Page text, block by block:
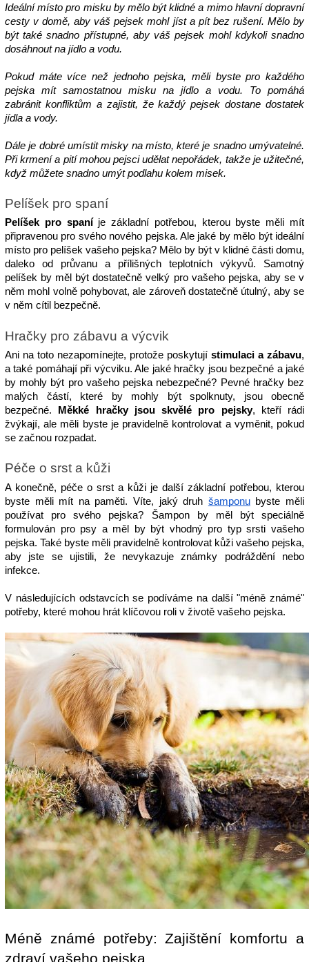
Ideální místo pro misku by mělo být klidné a mimo hlavní dopravní
cesty v domě, aby váš pejsek mohl jíst a pít bez rušení. Mělo by
být také snadno přístupné, aby váš pejsek mohl kdykoli snadno
dosáhnout na jídlo a vodu.
Pokud máte více než jednoho pejska, měli byste pro každého
pejska mít samostatnou misku na jídlo a vodu. To pomáhá
zabránit konfliktům a zajistit, že každý pejsek dostane dostatek
jídla a vody.
Dále je dobré umístit misky na místo, které je snadno umývatelné.
Při krmení a pití mohou pejsci udělat nepořádek, takže je užitečné,
když můžete snadno umýt podlahu kolem misek.
Pelíšek pro spaní
Pelíšek pro spaní je základní potřebou, kterou byste měli mít
připravenou pro svého nového pejska. Ale jaké by mělo být ideální
místo pro pelíšek vašeho pejska? Mělo by být v klidné části domu,
daleko od průvanu a přílišných teplotních výkyvů. Samotný
pelíšek by měl být dostatečně velký pro vašeho pejska, aby se v
něm mohl volně pohybovat, ale zároveň dostatečně útulný, aby se
v něm cítil bezpečně.
Hračky pro zábavu a výcvik
Ani na toto nezapomínejte, protože poskytují stimulaci a zábavu,
a také pomáhají při výcviku. Ale jaké hračky jsou bezpečné a jaké
by mohly být pro vašeho pejska nebezpečné? Pevné hračky bez
malých částí, které by mohly být spolknuty, jsou obecně
bezpečné.
Měkké hračky jsou skvělé pro pejsky, kteří rádi
žvýkají, ale měli byste je pravidelně kontrolovat a vyměnit, pokud
se začnou rozpadat.
Péče o srst a kůži
A konečně, péče o srst a kůži je další základní potřebou, kterou
byste měli mít na paměti. Víte, jaký druh šamponu byste měli
používat pro svého pejska? Šampon by měl být speciálně
formulován pro psy a měl by být vhodný pro typ srsti vašeho
pejska. Také byste měli pravidelně kontrolovat kůži vašeho pejska,
aby jste se ujistili, že nevykazuje známky podráždění nebo
infekce.
V následujících odstavcích se podíváme na další "méně známé"
potřeby, které mohou hrát klíčovou roli v životě vašeho pejska.
Méně známé potřeby: Zajištění komfortu a
zdraví vašeho pejska